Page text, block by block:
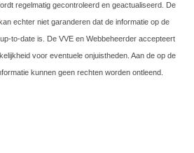
regelmatig gecontroleerd en geactualiseerd. De
echter niet garanderen dat de informatie op de
to-date is. De VVE en Webbeheerder accepteert
voor eventuele onjuistheden. Aan de op de
kunnen geen rechten worden ontleend.